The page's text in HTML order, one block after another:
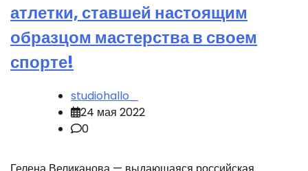
атлетки, ставшей настоящим
образцом мастерства в своем
спорте!
studiohallo_
24 мая 2022
0